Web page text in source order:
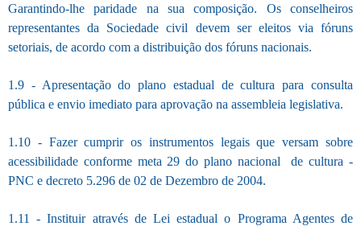
Garantindo-lhe paridade na sua composição. Os conselheiros
representantes da Sociedade civil devem ser eleitos via fóruns
setoriais, de acordo com a distribuição dos fóruns nacionais.
1.9 - Apresentação do plano estadual de cultura para consulta
pública e envio imediato para aprovação na assembleia legislativa.
1.10 - Fazer cumprir os instrumentos legais que versam sobre
acessibilidade conforme meta 29 do plano nacional de cultura -
PNC e decreto 5.296 de 02 de Dezembro de 2004.
1.11 - Instituir através de Lei estadual o Programa Agentes de